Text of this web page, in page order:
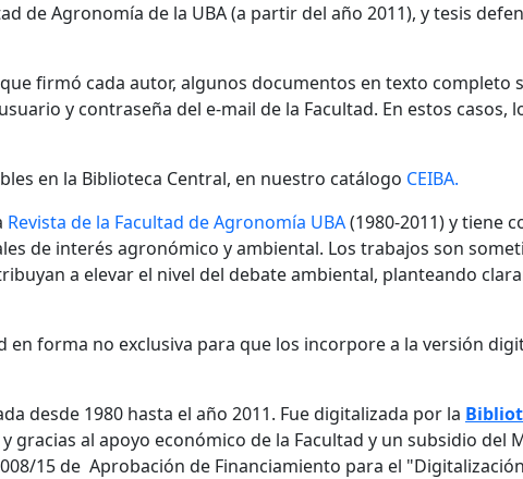
de Agronomía de la UBA (a partir del año 2011), y tesis
firmó cada autor, algunos documentos en texto completo
y contraseña del e-mail de la Facultad. En estos
en la Biblioteca Central, en nuestro catálogo CEIBA.
Revista de la Facultad de Agronomía UBA(1980-2011) y tiene
de interés agronómico y ambiental. Los trabajos son
a elevar el nivel del debate ambiental, planteando
en forma no exclusiva para que los incorpore a la versión
desde 1980 hasta el año 2011. Fue digitalizada por la
gracias al apoyo económico de la Facultad y un subsidio del
15 de Aprobación de Financiamiento para el